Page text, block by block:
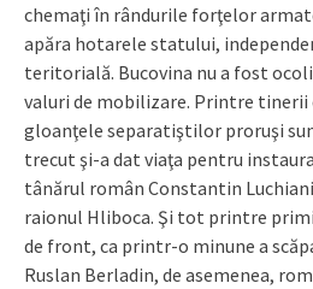
chemaţi în rândurile forţelor
apăra hotarele statului,
teritorială. Bucovina nu a fost
valuri de mobilizare. Printre tinerii
gloanţele separatiştilor proruşi
trecut şi-a dat viaţa pentru
tânărul român Constantin
raionul Hliboca. Şi tot printre
de front, ca printr-o minune a
Ruslan Berladin, de asemenea,